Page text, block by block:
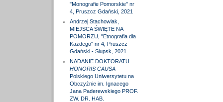
"Monografie Pomorskie" nr
4, Pruszcz Gdański, 2021
Andrzej Stachowiak,
MIEJSCA ŚWIĘTE NA
POMORZU, "Etnografia dla
Każdego" nr 4, Pruszcz
Gdański - Słupsk, 2021
NADANIE DOKTORATU
HONORIS CAUSA
Polskiego Uniwersytetu na
Obczyźnie im. Ignacego
Jana Paderewskiego PROF.
ZW. DR. HAB.